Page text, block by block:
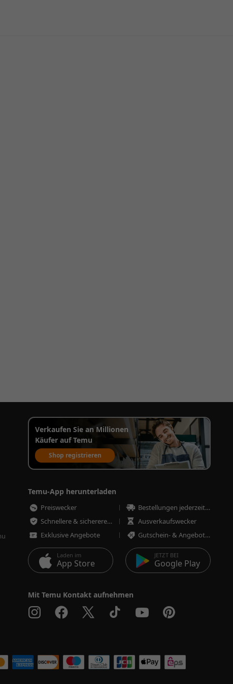
Verkaufen Sie an Millionen
Käufer auf Temu
Shop registrieren
Temu-App herunterladen
Preiswecker
Bestellungen jederzeit nachverfolgen
Schnellere & sicherere Bestellungen
Ausverkaufswecker
Exklusive Angebote
Gutschein- & Angebotswecker
Laden im
App Store
JETZT BEI
Google Play
Mit Temu Kontakt aufnehmen